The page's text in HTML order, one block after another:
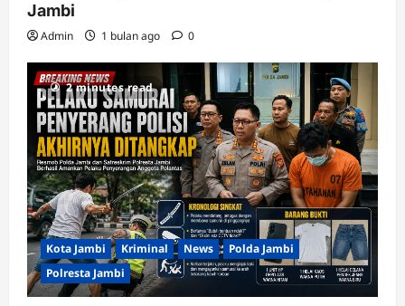
Jambi
Admin 1 bulan ago 0
2 minutes read
Kota Jambi Kriminal News
Polda Jambi
Polresta Jambi